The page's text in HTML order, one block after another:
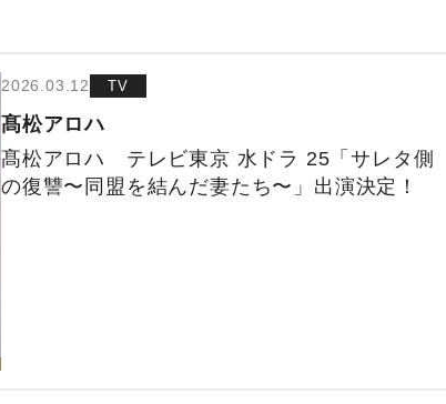
2026.03.12 TV
髙松アロハ
髙松アロハ テレビ東京 ⽔ドラ 25「サレタ側
の復讐〜同盟を結んだ妻たち〜」出演決定！